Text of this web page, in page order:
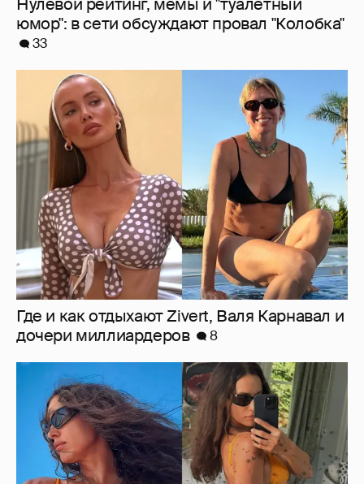
Где и как отдыхают Zivert, Валя Карнавал и
дочери миллиардеров
Ирина Шейк показала фигуру в бикини